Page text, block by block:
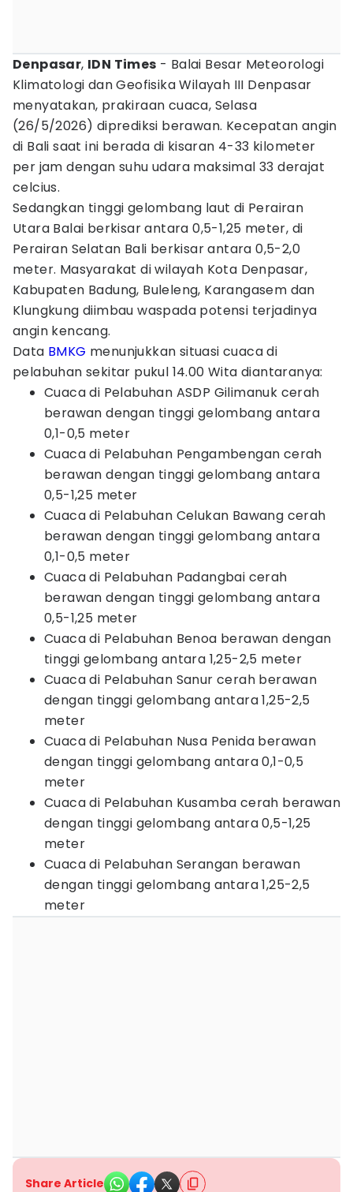
Denpasar, IDN Times - Balai Besar Meteorologi
Klimatologi dan Geofisika Wilayah III Denpasar
menyatakan, prakiraan cuaca, Selasa
(26/5/2026) diprediksi berawan. Kecepatan angin
di Bali saat ini berada di kisaran 4-33 kilometer
per jam dengan suhu udara maksimal 33 derajat
celcius.
Sedangkan tinggi gelombang laut di Perairan
Utara Balai berkisar antara 0,5-1,25 meter, di
Perairan Selatan Bali berkisar antara 0,5-2,0
meter. Masyarakat di wilayah Kota Denpasar,
Kabupaten Badung, Buleleng, Karangasem dan
Klungkung diimbau waspada potensi terjadinya
angin kencang.
Data BMKG menunjukkan situasi cuaca di
pelabuhan sekitar pukul 14.00 Wita diantaranya:
Cuaca di Pelabuhan ASDP Gilimanuk cerah
berawan dengan tinggi gelombang antara
0,1-0,5 meter
Cuaca di Pelabuhan Pengambengan cerah
berawan dengan tinggi gelombang antara
0,5-1,25 meter
Cuaca di Pelabuhan Celukan Bawang cerah
berawan dengan tinggi gelombang antara
0,1-0,5 meter
Cuaca di Pelabuhan Padangbai cerah
berawan dengan tinggi gelombang antara
0,5-1,25 meter
Cuaca di Pelabuhan Benoa berawan dengan
tinggi gelombang antara 1,25-2,5 meter
Cuaca di Pelabuhan Sanur cerah berawan
dengan tinggi gelombang antara 1,25-2,5
meter
Cuaca di Pelabuhan Nusa Penida berawan
dengan tinggi gelombang antara 0,1-0,5
meter
Cuaca di Pelabuhan Kusamba cerah berawan
dengan tinggi gelombang antara 0,5-1,25
meter
Cuaca di Pelabuhan Serangan berawan
dengan tinggi gelombang antara 1,25-2,5
meter
Share Article